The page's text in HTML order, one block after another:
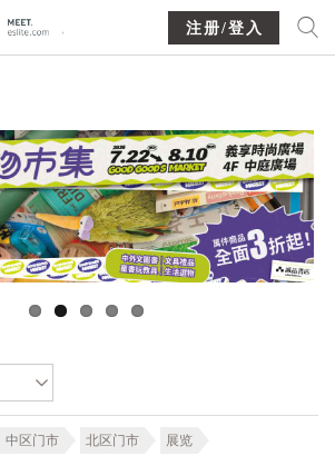
注册/登入
中区门市 北区门市 展览